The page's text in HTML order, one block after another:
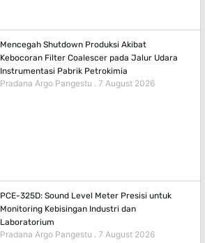
Mencegah Shutdown Produksi Akibat
Kebocoran Filter Coalescer pada Jalur Udara
Instrumentasi Pabrik Petrokimia
Pradana Argo Pangestu 7 August 2026
PCE-325D: Sound Level Meter Presisi untuk
Monitoring Kebisingan Industri dan
Laboratorium
Pradana Argo Pangestu 7 August 2026